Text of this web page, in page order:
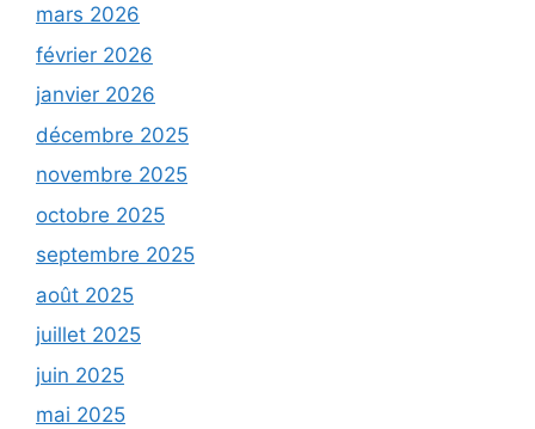
mars 2026
février 2026
janvier 2026
décembre 2025
novembre 2025
octobre 2025
septembre 2025
août 2025
juillet 2025
juin 2025
mai 2025